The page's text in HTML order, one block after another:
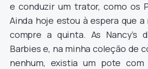
e conduzir um trator, como os
Ainda hoje estou à espera que a
compre a quinta. As Nancy’s
Barbies e, na minha coleção de
nenhum, existia um pote com